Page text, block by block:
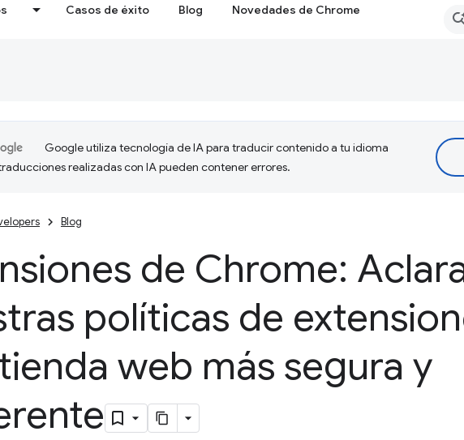
Casos de éxito Blog Novedades de Chrome
Google utiliza tecnología de IA para traducir contenido a tu idioma
realizadas con IA pueden contener errores.
Blog
de Chrome:
políticas de
web más segura y